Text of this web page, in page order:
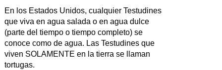
En los Estados Unidos, cualquier Testudines
que viva en agua salada o en agua dulce
(parte del tiempo o tiempo completo) se
conoce como de agua. Las Testudines que
viven SOLAMENTE en la tierra se llaman
tortugas.